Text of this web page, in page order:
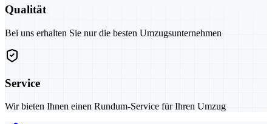
Qualität
Bei uns erhalten Sie nur die besten Umzugsunternehmen
Service
Wir bieten Ihnen einen Rundum-Service für Ihren Umzug